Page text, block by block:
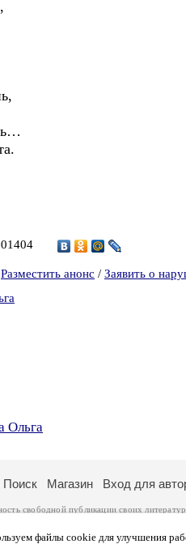
Разместить анонс / Заявить о
Ольга
файлы cookie для улучшения
Поиск Магазин Вход для
свободной публикации своих
. Перепечатка
авторы несут самостоятельно на основании
персональных данных. Вы также можете